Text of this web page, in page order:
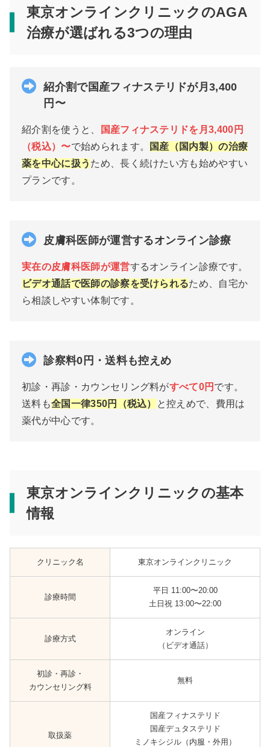
東京オンラインクリニックのAGA
治療が選ばれる3つの理由
紹介割で国産フィナステリドが月3,400
円〜
紹介割を使うと、
国産フィナステリドを月3,400円
（税込）〜で始められます。
国産（国内製）の治療
薬を中心に扱う ため、長く続けたい方も始めやすい
プランです。
皮膚科医師が運営するオンライン診療
実在の皮膚科医師が運営するオンライン診療です。
ビデオ通話で医師の診察を受けられるため、自宅か
ら相談しやすい体制です。
診察料0円・送料も控えめ
初診・再診・カウンセリング料がすべて0円 です。
送料も全国一律350円（税込）
と控えめで、費用は
薬代が中心です。
東京オンラインクリニックの基本
情報
クリニック名 東京オンラインクリニック
診療時間
平日 11:00〜20:00
土日祝 13:00〜22:00
診療方式
オンライン
（ビデオ通話）
初診・再診・
カウンセリング料
無料
取扱薬
国産フィナステリド
国産デュタステリド
ミノキシジル（内服・外用）